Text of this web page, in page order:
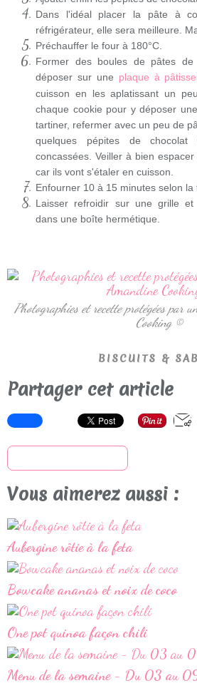
Dans l'idéal placer la pâte à
réfrigérateur, elle sera meilleure.
Préchauffer le four à 180°C.
Former des boules de pâtes
déposer sur une plaque à
cuisson en les aplatissant un
chaque cookie pour y déposer
tartiner, refermer avec un peu de
quelques pépites de
concassées. Veiller à bien
car ils vont s'étaler en cuisson.
Enfourner 10 à 15 minutes selon la
Laisser refroidir sur une grille et
dans une boîte hermétique.
Photographies et recette protégées par
Cooking ©
BISCUITS &
Partager cet article
Vous aimerez aussi :
Aubergine rôtie à la feta
Bowcake ananas et noix de coco
One pot quinoa façon chili
Menu de la semaine - Du 03 au